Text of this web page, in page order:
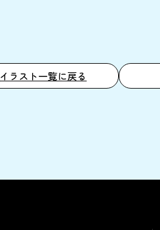
イラスト一覧に戻る